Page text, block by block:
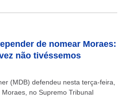
de nomear Moraes:
não tivéssemos
(MDB) defendeu nesta terça-feira,
no Supremo Tribunal